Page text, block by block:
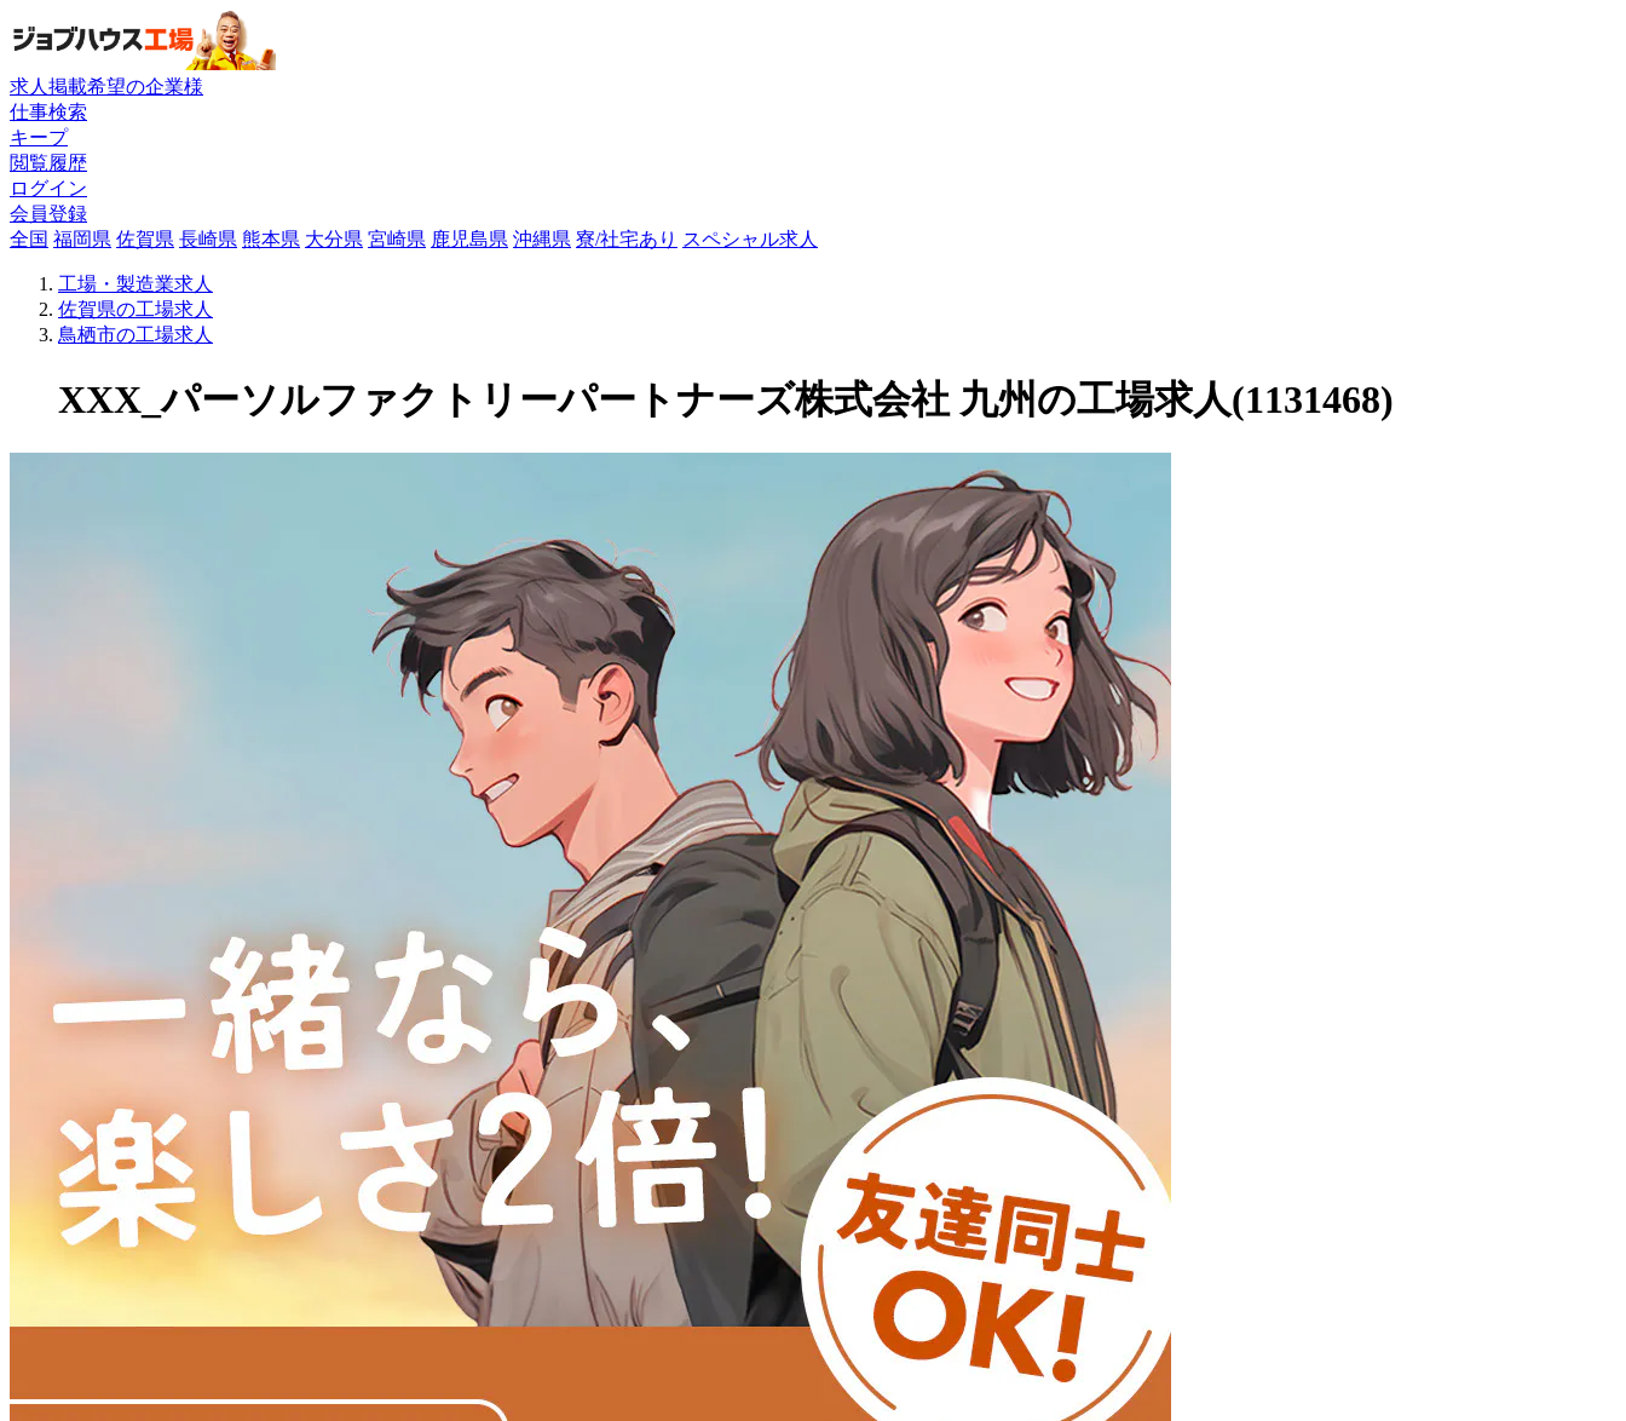
求人掲載希望の企業様
仕事検索
キープ
閲覧履歴
ログイン
会員登録
全国 福岡県 佐賀県 長崎県 熊本県 大分県 宮崎県 鹿児島県 沖縄県 寮/社宅あり スペシャル求人
工場・製造業求人
佐賀県の工場求人
鳥栖市の工場求人
XXX_パーソルファクトリーパートナーズ株式会社 九州の工場求人(1131468)